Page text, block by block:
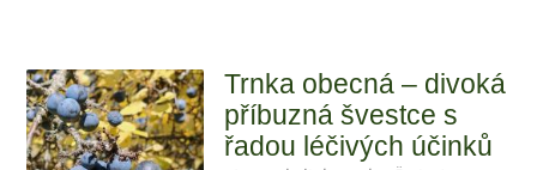
Trnka obecná – divoká
příbuzná švestce s
řadou léčivých účinků